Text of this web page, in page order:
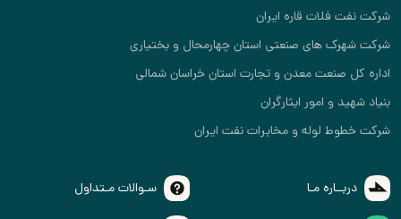
شرکت نفت فلات قاره ایران
شرکت شهرک های صنعتی استان چهارمحال و بختیاری
اداره کل صنعت معدن و تجارت استان خراسان شمالی
بنیاد شهید و امور ایثارگران
شرکت خطوط لوله و مخابرات نفت ایران
دربــاره مـا سـوالات مـتداول